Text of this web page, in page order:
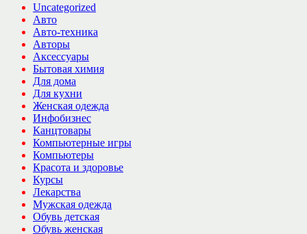
Uncategorized
Авто
Авто-техника
Авторы
Аксессуары
Бытовая химия
Для дома
Для кухни
Женская одежда
Инфобизнес
Канцтовары
Компьютерные игры
Компьютеры
Красота и здоровье
Курсы
Лекарства
Мужская одежда
Обувь детская
Обувь женская